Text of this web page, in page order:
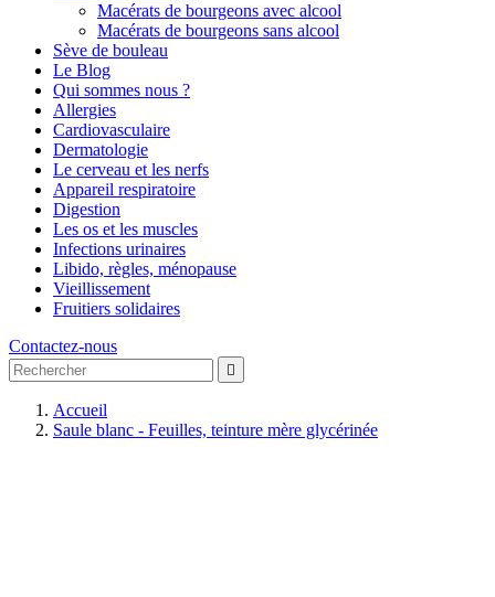
Macérats de bourgeons avec alcool
Macérats de bourgeons sans alcool
Sève de bouleau
Le Blog
Qui sommes nous ?
Allergies
Cardiovasculaire
Dermatologie
Le cerveau et les nerfs
Appareil respiratoire
Digestion
Les os et les muscles
Infections urinaires
Libido, règles, ménopause
Vieillissement
Fruitiers solidaires
Contactez-nous

Accueil
Saule blanc - Feuilles, teinture mère glycérinée